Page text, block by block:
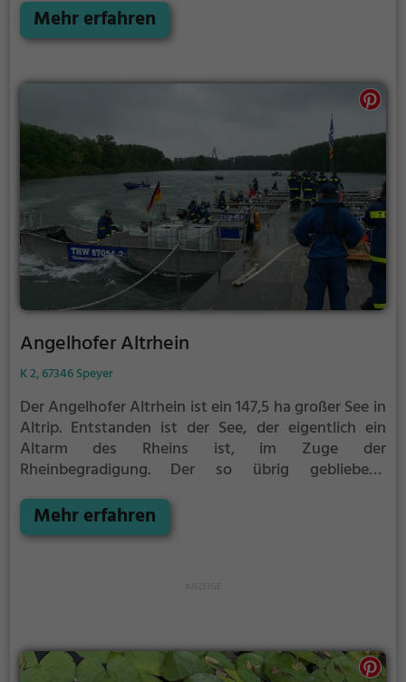
Steinhäuserwühlsee bietet zahlreiche Möglichkeiten
für Freizeitaktivitäten.
Mehr erfahren
Angelhofer Altrhein
K 2, 67346 Speyer
Der Angelhofer Altrhein ist ein 147,5 ha großer See in
Altrip. Entstanden ist der See, der eigentlich ein
Altarm des Rheins ist, im Zuge der
Rheinbegradigung. Der so übrig gebliebene
wird vor allem zum Baden und für Wassersport
genutzt.
Mehr erfahren